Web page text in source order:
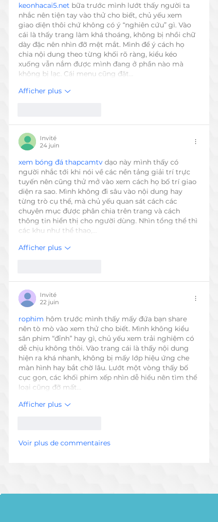
keonhacai5.net bữa trước mình lướt thấy người ta
nhắc nên tiện tay vào thử cho biết, chủ yếu xem
giao diện thôi chứ không có ý “nghiên cứu” gì. Vào
cái là thấy trang làm khá thoáng, không bị nhồi chữ
dày đặc nên nhìn đỡ mệt mắt. Mình để ý cách họ
chia nội dung theo từng khối rõ ràng, kiểu kéo
xuống vẫn nắm được mình đang ở phần nào mà
không bị lạc. Cái menu cũng đặt…
Afficher plus
Invité
24 juin
xem bóng đá thapcamtv dạo này mình thấy có
người nhắc tới khi nói về các nền tảng giải trí trực
tuyến nên cũng thử mở vào xem cách họ bố trí giao
diện ra sao. Mình không đi sâu vào nội dung hay
từng trò cụ thể, mà chủ yếu quan sát cách các
chuyên mục được phân chia trên trang và cách
thông tin hiển thị cho người dùng. Nhìn tổng thể thì
các khu như thể thao,…
Afficher plus
Invité
22 juin
rophim hôm trước mình thấy mấy đứa bạn share
nên tò mò vào xem thử cho biết. Mình không kiểu
săn phim “đỉnh” hay gì, chủ yếu xem trải nghiệm có
dễ chịu không thôi. Vào trang cái là thấy nội dung
hiện ra khá nhanh, không bị mấy lớp hiệu ứng che
màn hình hay bắt chờ lâu. Lướt một vòng thấy bố
cục gọn, các khối phim xếp nhìn dễ hiểu nên tìm thể
loại cũng đỡ mất…
Afficher plus
Voir plus de commentaires